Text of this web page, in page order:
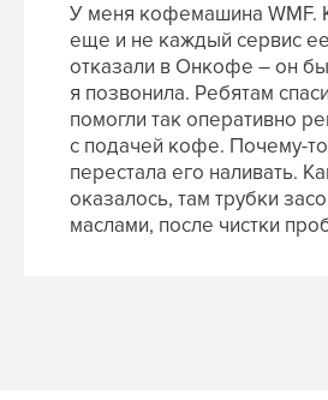
У меня кофемашина WMF.
еще и не каждый сервис
отказали в Онкофе – он
я позвонила. Ребятам
помогли так оперативно
с подачей кофе. Почему-
перестала его наливать.
оказалось, там трубки
маслами, после чистки